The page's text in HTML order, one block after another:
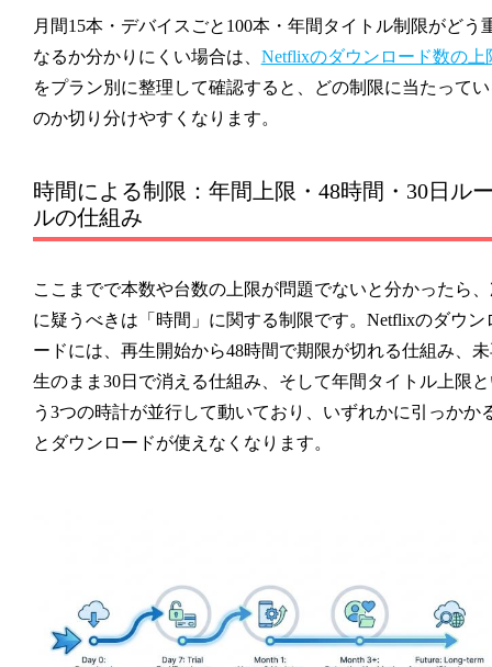
月間15本・デバイスごと100本・年間タイトル制限がどう
なるか分かりにくい場合は、 Netflixのダウンロード数の上
をプラン別に整理して確認すると、どの制限に当たって
のか切り分けやすくなります。
時間による制限：年間上限・48時間・30日ル
ルの仕組み
ここまでで本数や台数の上限が問題でないと分かったら
に疑うべきは「時間」に関する制限です。Netflixのダウン
ードには、再生開始から48時間で期限が切れる仕組み、
生のまま30日で消える仕組み、そして年間タイトル上限
う3つの時計が並行して動いており、いずれかに引っかか
とダウンロードが使えなくなります。